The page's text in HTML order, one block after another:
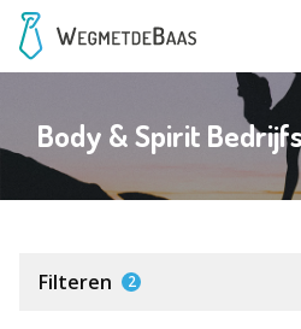
Body & Spirit
Filteren 2